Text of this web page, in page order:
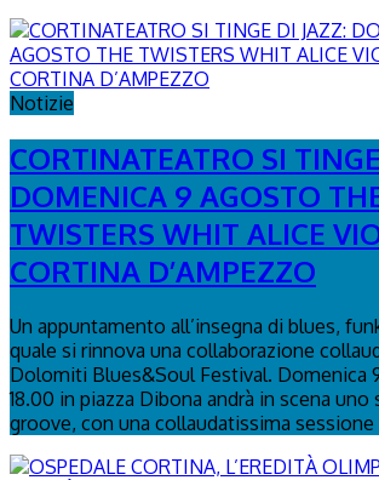
Notizie
CORTINATEATRO SI
DOMENICA 9 AGOSTO
TWISTERS WHIT ALICE
CORTINA D’AMPEZZO
Un appuntamento all’insegna di blues,
quale si rinnova una collaborazione
Dolomiti Blues&Soul Festival. Domenica
18.00 in piazza Dibona andrà in scena
groove, con una collaudatissima sessione